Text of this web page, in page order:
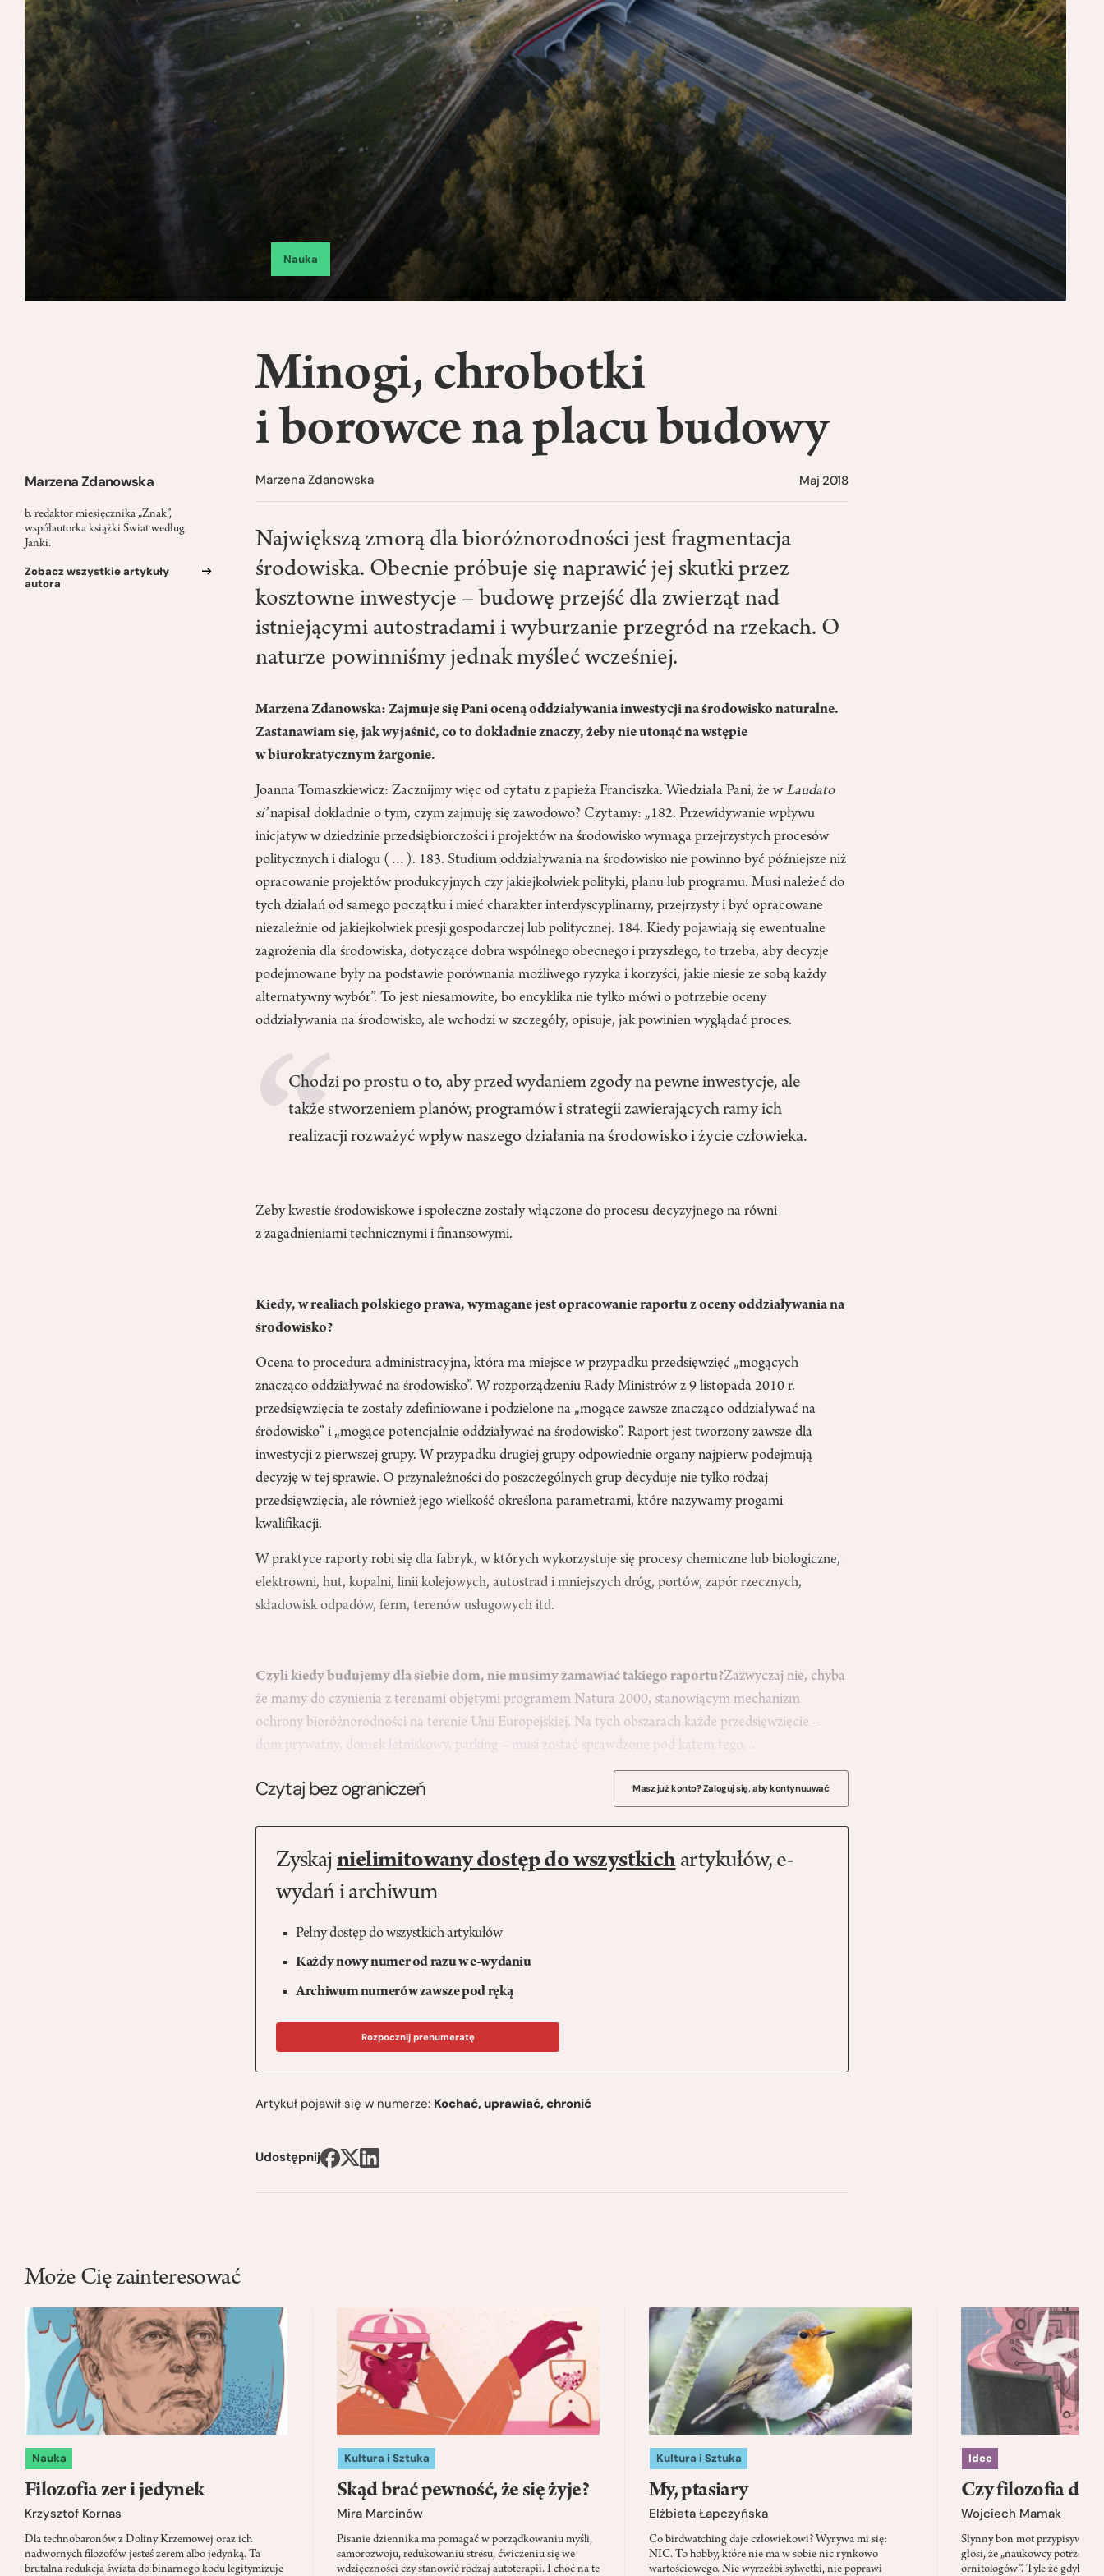
Nauka
Marzena Zdanowska
b. redaktor miesięcznika „Znak”,
współautorka książki Świat według
Janki.
Zobacz wszystkie artykuły
autora
Minogi, chrobotki
i borowce na placu budowy
Marzena Zdanowska Maj 2018
Największą zmorą dla bioróżnorodności jest fragmentacja
środowiska. Obecnie próbuje się naprawić jej skutki przez
kosztowne inwestycje – budowę przejść dla zwierząt nad
istniejącymi autostradami i wyburzanie przegród na rzekach. O
naturze powinniśmy jednak myśleć wcześniej.
Marzena Zdanowska: Zajmuje się Pani oceną oddziaływania inwestycji na środowisko naturalne.
Zastanawiam się, jak wyjaśnić, co to dokładnie znaczy, żeby nie utonąć na wstępie
w biurokratycznym żargonie.
Joanna Tomaszkiewicz: Zacznijmy więc od cytatu z papieża Franciszka. Wiedziała Pani, że wLaudato
si’napisał dokładnie o tym, czym zajmuję się zawodowo? Czytamy: „182. Przewidywanie wpływu
inicjatyw w dziedzinie przedsiębiorczości i projektów na środowisko wymaga przejrzystych procesów
politycznych i dialogu (…). 183. Studium oddziaływania na środowisko nie powinno być późniejsze niż
opracowanie projektów produkcyjnych czy jakiejkolwiek polityki, planu lub programu. Musi należeć do
tych działań od samego początku i mieć charakter interdyscyplinarny, przejrzysty i być opracowane
niezależnie od jakiejkolwiek presji gospodarczej lub politycznej. 184. Kiedy pojawiają się ewentualne
zagrożenia dla środowiska, dotyczące dobra wspólnego obecnego i przyszłego, to trzeba, aby decyzje
podejmowane były na podstawie porównania możliwego ryzyka i korzyści, jakie niesie ze sobą każdy
alternatywny wybór”. To jest niesamowite, bo encyklika nie tylko mówi o potrzebie oceny
oddziaływania na środowisko, ale wchodzi w szczegóły, opisuje, jak powinien wyglądać proces.
Chodzi po prostu o to, aby przed wydaniem zgody na pewne inwestycje, ale
także stworzeniem planów, programów i strategii zawierających ramy ich
realizacji rozważyć wpływ naszego działania na środowisko i życie człowieka.
Żeby kwestie środowiskowe i społeczne zostały włączone do procesu decyzyjnego na równi
z zagadnieniami technicznymi i finansowymi.
Kiedy, w realiach polskiego prawa, wymagane jest opracowanie raportu z oceny oddziaływania na
środowisko?
Ocena to procedura administracyjna, która ma miejsce w przypadku przedsięwzięć „mogących
znacząco oddziaływać na środowisko”. W rozporządzeniu Rady Ministrów z 9 listopada 2010 r.
przedsięwzięcia te zostały zdefiniowane i podzielone na „mogące zawsze znacząco oddziaływać na
środowisko” i „mogące potencjalnie oddziaływać na środowisko”. Raport jest tworzony zawsze dla
inwestycji z pierwszej grupy. W przypadku drugiej grupy odpowiednie organy najpierw podejmują
decyzję w tej sprawie. O przynależności do poszczególnych grup decyduje nie tylko rodzaj
przedsięwzięcia, ale również jego wielkość określona parametrami, które nazywamy progami
kwalifikacji.
W praktyce raporty robi się dla fabryk, w których wykorzystuje się procesy chemiczne lub biologiczne,
elektrowni, hut, kopalni, linii kolejowych, autostrad i mniejszych dróg, portów, zapór rzecznych,
składowisk odpadów, ferm, terenów usługowych itd.
Czyli kiedy budujemy dla siebie dom, nie musimy zamawiać takiego raportu?Zazwyczaj nie, chyba
że mamy do czynienia z terenami objętymi programem Natura 2000, stanowiącym mechanizm
ochrony bioróżnorodności na terenie Unii Europejskiej. Na tych obszarach każde przedsięwzięcie –
dom prywatny, domek letniskowy, parking – musi zostać sprawdzone pod kątem tego,…
Czytaj bez ograniczeń Masz już konto? Zaloguj się, aby kontynuuwać
Zyskaj nielimitowany dostęp do wszystkichartykułów, e-
wydań i archiwum
Pełny dostęp do wszystkich artykułów
Każdy nowy numer od razu w e-wydaniu
Archiwum numerów zawsze pod ręką
Rozpocznij prenumeratę
Artykuł pojawił się w numerze: Kochać, uprawiać, chronić
Udostępnij
Może Cię zainteresować
Nauka
Filozofia zer i jedynek
Krzysztof Kornas
Dla technobaronów z Doliny Krzemowej oraz ich
nadwornych filozofów jesteś zerem albo jedynką. Ta
brutalna redukcja świata do binarnego kodu legitymizuje
Kultura i Sztuka
Skąd brać pewność, że się żyje?
Mira Marcinów
Pisanie dziennika ma pomagać w porządkowaniu myśli,
samorozwoju, redukowaniu stresu, ćwiczeniu się we
wdzięczności czy stanowić rodzaj autoterapii. I choć na te
Kultura i Sztuka
My, ptasiary
Elżbieta Łapczyńska
Co birdwatching daje człowiekowi? Wyrywa mi się:
NIC. To hobby, które nie ma w sobie nic rynkowo
wartościowego. Nie wyrzeźbi sylwetki, nie poprawi
Idee
Czy filozofia da
Wojciech Mamak
Słynny bon mot
głosi, że „naukowcy
ornitologów”. Tyle że gdyby